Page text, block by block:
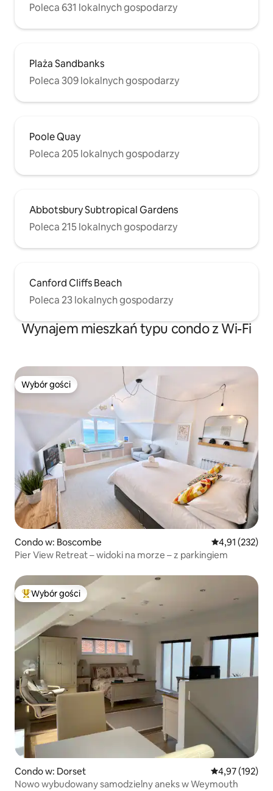
Poleca 631 lokalnych gospodarzy
Plaża Sandbanks
Poleca 309 lokalnych gospodarzy
Poole Quay
Poleca 205 lokalnych gospodarzy
Abbotsbury Subtropical Gardens
Poleca 215 lokalnych gospodarzy
Canford Cliffs Beach
Poleca 23 lokalnych gospodarzy
Wynajem mieszkań typu condo z Wi-Fi
Wybór gości
Wybór gości
Condo w: Boscombe Średnia
4,91 (232)
Pier View Retreat – widoki na morze – z parkingiem
Najpopularniejsze z kategorii Wybór gości
Wybór gości
Condo w: Dorset Średnia
4,97 (192)
Nowo wybudowany samodzielny aneks w Weymouth